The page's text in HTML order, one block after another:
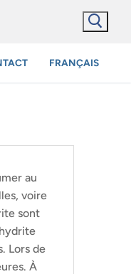
FRANÇAIS
au
voire
sont
Lors de
À